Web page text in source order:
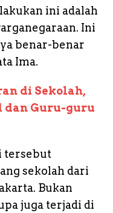
ini adalah
Ini
benar-benar
Ima.
di Sekolah,
dan Guru-guru
tersebut
sekolah dari
Bukan
juga terjadi di